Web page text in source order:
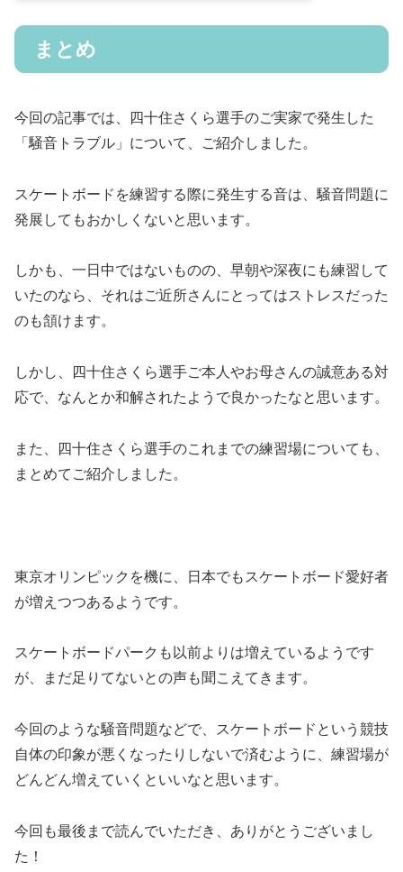
まとめ
今回の記事では、四十住さくら選手のご実家で発生した
「騒音トラブル」について、ご紹介しました。
スケートボードを練習する際に発生する音は、騒音問題に
発展してもおかしくないと思います。
しかも、一日中ではないものの、早朝や深夜にも練習して
いたのなら、それはご近所さんにとってはストレスだった
のも頷けます。
しかし、四十住さくら選手ご本人やお母さんの誠意ある対
応で、なんとか和解されたようで良かったなと思います。
また、四十住さくら選手のこれまでの練習場についても、
まとめてご紹介しました。
東京オリンピックを機に、日本でもスケートボード愛好者
が増えつつあるようです。
スケートボードパークも以前よりは増えているようです
が、まだ足りてないとの声も聞こえてきます。
今回のような騒音問題などで、スケートボードという競技
自体の印象が悪くなったりしないで済むように、練習場が
どんどん増えていくといいなと思います。
今回も最後まで読んでいただき、ありがとうございまし
た！